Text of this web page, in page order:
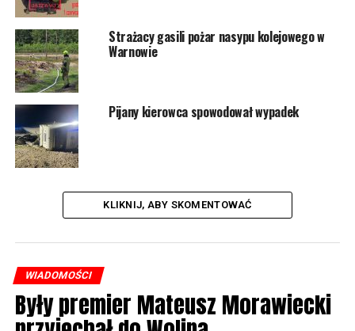
Strażacy gasili pożar nasypu kolejowego w
Warnowie
Pijany kierowca spowodował wypadek
KLIKNIJ, ABY SKOMENTOWAĆ
WIADOMOŚCI
Były premier Mateusz Morawiecki